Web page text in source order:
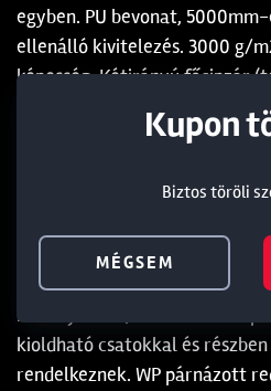
egyben. PU bevonat,
ellenálló kivitelezés. 3000 g/
képesség. Kétirányú főcipzár
salopett nadrágokon és a
mikropolár béléssel
Állítható feszítő zsinór a
bordázott belső csuklórésszel
csuklópántokkal is fel van
márkajelzésű, elasztikus
kioldható csatokkal és
rendelkeznek. WP párnázott
Termék
Biztos töröli
MÉGSEM
Biztos töröli
MÉGSEM
Kupon
Biztos töröli
MÉGSEM